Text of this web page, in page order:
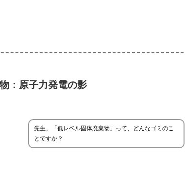
：原子力発電の影
先生、「低レベル固体廃棄物」って、どんなゴミのこ
とですか？